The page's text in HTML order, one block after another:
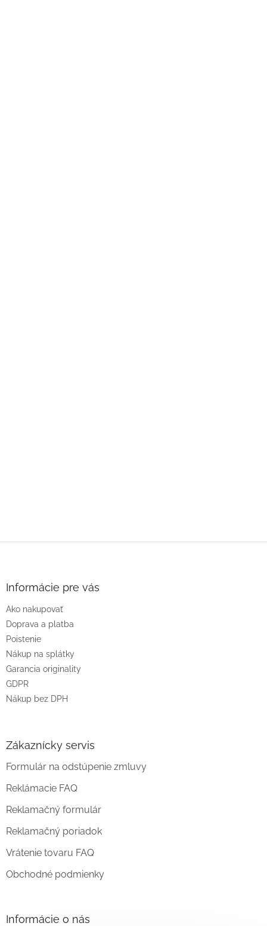
Informácie pre vás
Ako nakupovať
Doprava a platba
Poistenie
Nákup na splátky
Garancia originality
GDPR
Nákup bez DPH
Zákaznícky servis
Formulár na odstúpenie zmluvy
Reklámacie FAQ
Reklamačný formulár
Reklamačný poriadok
Vrátenie tovaru FAQ
Obchodné podmienky
Informácie o nás